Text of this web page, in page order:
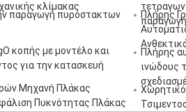
κλίμακας
παραγωγή πυρόστακτων
κοπής με μοντέλο και
για την κατασκευή
Μηχανή Πλάκας
Πυκνότητας Πλάκας
Πλήρης
Πλήρης
ινώδους